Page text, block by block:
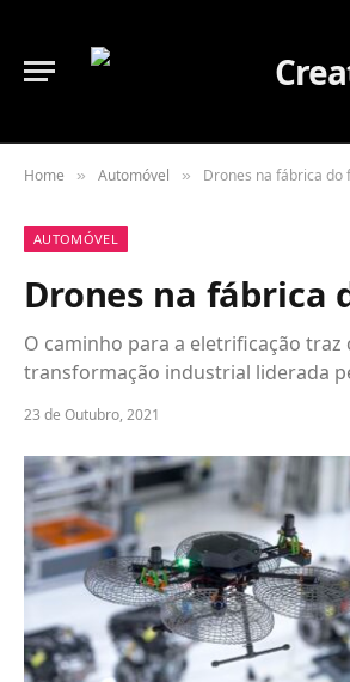
Home » Automóvel » Drones na fábrica do
AUTOMÓVEL
Drones na fábrica
O caminho para a eletrificação traz
transformação industrial liderada
23 de Outubro, 2021